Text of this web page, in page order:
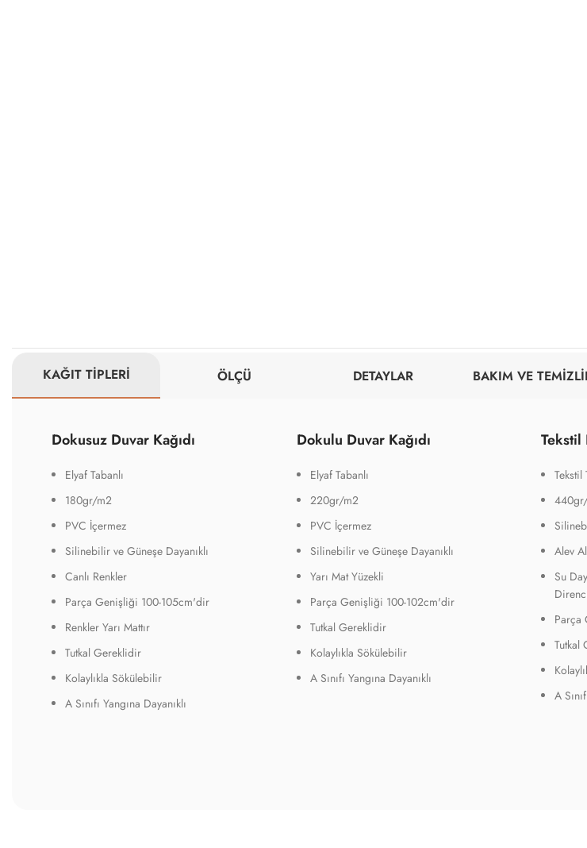
KAĞIT TİPLERİ ÖLÇÜ DETAYLAR BAKIM VE
Dokusuz Duvar Kağıdı
Elyaf Tabanlı
180gr/m2
PVC İçermez
Silinebilir ve Güneşe Dayanıklı
Canlı Renkler
Parça Genişliği 100-105cm'dir
Renkler Yarı Mattır
Tutkal Gereklidir
Kolaylıkla Sökülebilir
A Sınıfı Yangına Dayanıklı
Dokulu Duvar Kağıdı
Elyaf Tabanlı
220gr/m2
PVC İçermez
Silinebilir ve Güneşe Dayanıklı
Yarı Mat Yüzekli
Parça Genişliği 100-102cm'dir
Tutkal Gereklidir
Kolaylıkla Sökülebilir
A Sınıfı Yangına Dayanıklı
Tekstil
Tekstil
Alev
Su
Parça
Tutkal
A